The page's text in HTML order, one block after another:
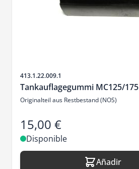
SKU
413.1.22.009.1
Tankauflagegummi MC125/175
Originalteil aus Restbestand (NOS)
15,00 €
Disponible
Añadir